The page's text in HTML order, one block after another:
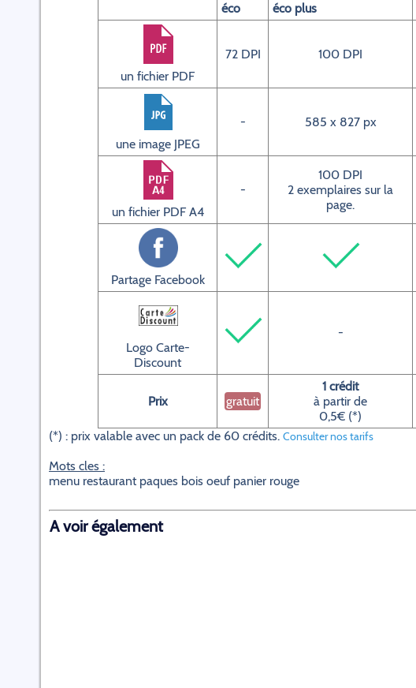
éco éco plus
un fichier PDF
72 DPI 100 DPI
une image JPEG
- 585 x 827 px
un fichier PDF A4
-
100 DPI
2 exemplaires sur la
page.
Partage Facebook
Logo Carte-
Discount
-
Prix gratuit
1 crédit
à partir de
0,5€ (*)
(*) : prix valable avec un pack de 60 crédits. Consulter nos tarifs
Mots cles :
menu restaurant paques bois oeuf panier rouge
A voir également